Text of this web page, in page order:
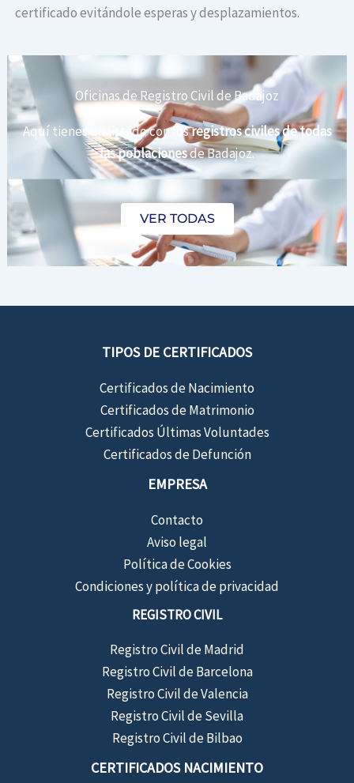
certificado evitándole esperas y desplazamientos.
Oficinas de Registro Civil de Badajoz
Aquí tienes un listado con losregistros civiles de todas
las poblacionesde Badajoz.
VER TODAS
TIPOS DE CERTIFICADOS
Certificados de Nacimiento
Certificados de Matrimonio
Certificados Últimas Voluntades
Certificados de Defunción
EMPRESA
Contacto
Aviso legal
Política de Cookies
Condiciones y política de privacidad
REGISTRO CIVIL
Registro Civil de Madrid
Registro Civil de Barcelona
Registro Civil de Valencia
Registro Civil de Sevilla
Registro Civil de Bilbao
CERTIFICADOS NACIMIENTO